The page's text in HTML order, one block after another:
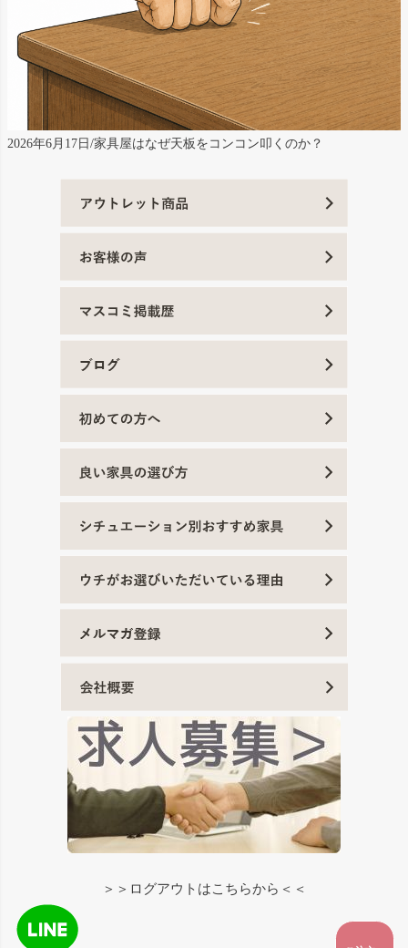
2026年6月17日/家具屋はなぜ天板をコンコン叩くのか？
＞＞ログアウトはこちらから＜＜